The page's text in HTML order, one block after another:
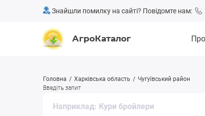
Знайшли помилку на сайті? Повідомте нам:
АгроКаталог
Головна Харківська область
Чугуївський район
Введіть запит